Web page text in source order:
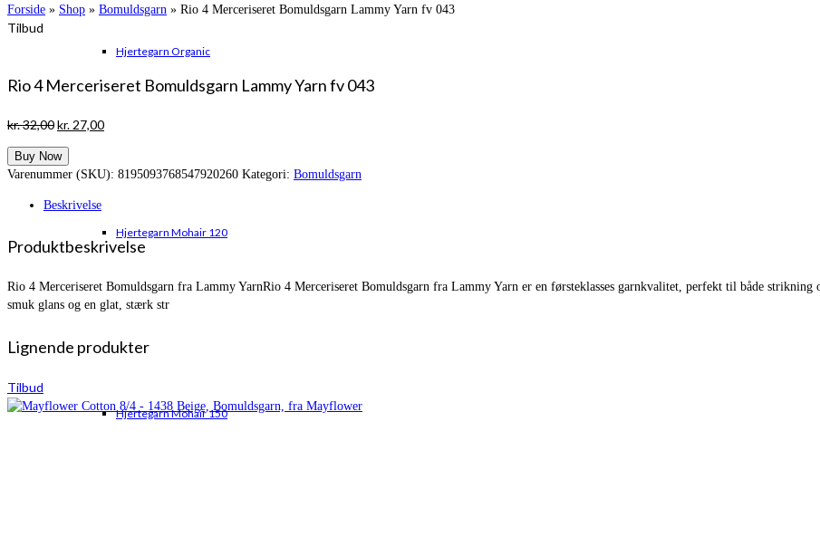
Hjertegarn Organic
Hjertegarn Mohair 120
Hjertegarn Mohair 150
Forside » Shop » Bomuldsgarn » Rio 4 Merceriseret Bomuldsgarn Lammy Yarn fv 043
Tilbud
Rio 4 Merceriseret Bomuldsgarn Lammy Yarn fv 043
kr.32,00Den
pris
var:
kr. 27,00Den
er:
Buy Now
Varenummer (SKU): 8195093768547920260 Kategori: Bomuldsgarn
Beskrivelse
Produktbeskrivelse
Rio 4 Merceriseret Bomuldsgarn fra Lammy YarnRio 4 Merceriseret Bomuldsgarn fra Lammy Yarn er en førsteklasses garnkvalitet, perfekt til både
smuk glans og en glat, stærk str
Lignende produkter
Tilbud